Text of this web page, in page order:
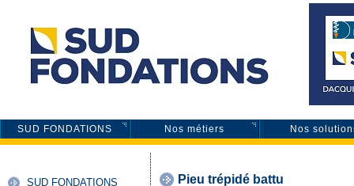
SUD FONDATIONS Nos métiers Nos
SUD FONDATIONS
Pieu trépidé battu